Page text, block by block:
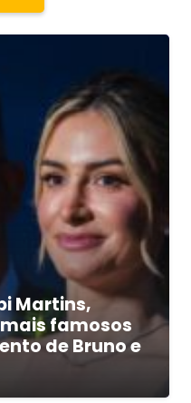
Martins,
famosos
de Bruno e